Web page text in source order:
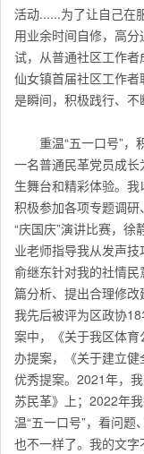
活动......为了让自己在
用业余时间自修，高
试，从普通社区工作
仙女镇首届社区工作
是瞬间，积极践行、不
重温“五一口号”
一名普通民革党员成
生舞台和精彩体验。我
积极参加各项专题调
“庆国庆”演讲比赛，
业老师指导我从发声
俞继东针对我的社情
篇分析、提出合理修改
我先后被评为区政协
案中，《关于我区体
办提案，《关于建立
优秀提案。2021年，
苏民革》上；2022年
温“五一口号”，看问
也不一样了。我的文